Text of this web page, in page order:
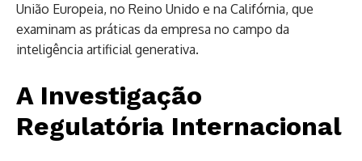
União Europeia, no Reino Unido e na Califórnia, que
examinam as práticas da empresa no campo da
inteligência artificial generativa.
A Investigação
Regulatória Internacional